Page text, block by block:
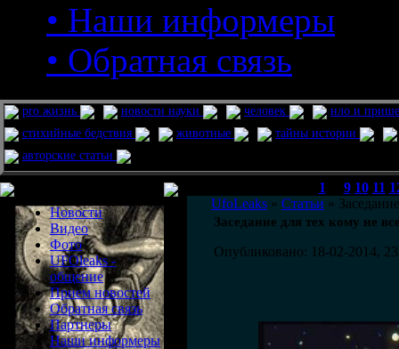
• Наши информеры
• Обратная связь
pro жизнь новости науки человек
нло и
стихийные бедствия
животные
тайны истории
авторские статьи
Новости
Видео
Фото
UFOleaks -
общение
Прием новостей
Обратная связь
Партнеры
Наши информеры
1 9 10 11
UfoLeaks » Статьи »
Заседание для тех кому не
Опубликовано: 18-02-2014,